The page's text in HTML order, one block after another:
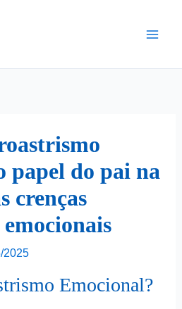
papel do pai na
crenças
2025
Emocional?